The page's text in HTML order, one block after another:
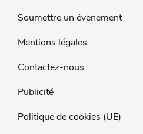
Soumettre un évènement
Mentions légales
Contactez-nous
Publicité
Politique de cookies (UE)